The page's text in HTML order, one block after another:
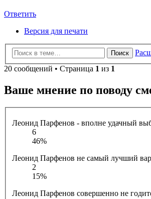
Ответить
Версия для печати
Поиск
20 сообщений • Страница 1 из 1
Ваше мнение по поводу
Леонид Парфенов - вполне удачный
6
46%
Леонид Парфенов не самый лучший
2
15%
Леонид Парфенов совершенно не